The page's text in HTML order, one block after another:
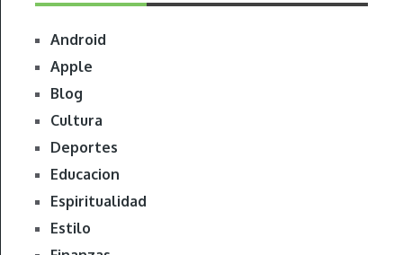
Android
Apple
Blog
Cultura
Deportes
Educacion
Espiritualidad
Estilo